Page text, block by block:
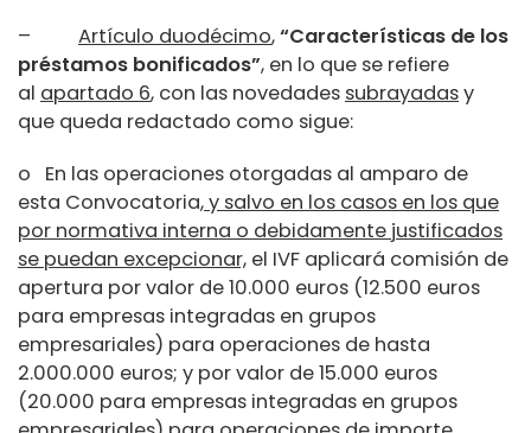
– Artículo duodécimo,“Características de los
préstamos bonificados”, en lo que se refiere
al apartado 6, con las novedades subrayadasy
que queda redactado como sigue:
o En las operaciones otorgadas al amparo de
esta Convocatoria, y salvo en los casos en los que
por normativa interna o debidamente justificados
se puedan excepcionar, el IVF aplicará comisión de
apertura por valor de 10.000 euros (12.500 euros
para empresas integradas en grupos
empresariales) para operaciones de hasta
2.000.000 euros; y por valor de 15.000 euros
(20.000 para empresas integradas en grupos